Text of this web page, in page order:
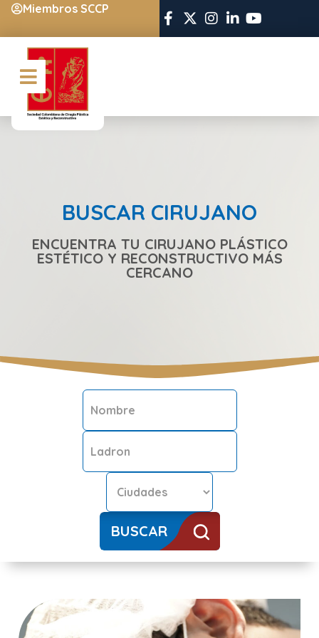
Miembros SCCP
BUSCAR CIRUJANO
ENCUENTRA TU CIRUJANO PLÁSTICO
ESTÉTICO Y RECONSTRUCTIVO MÁS
CERCANO
BUSCAR